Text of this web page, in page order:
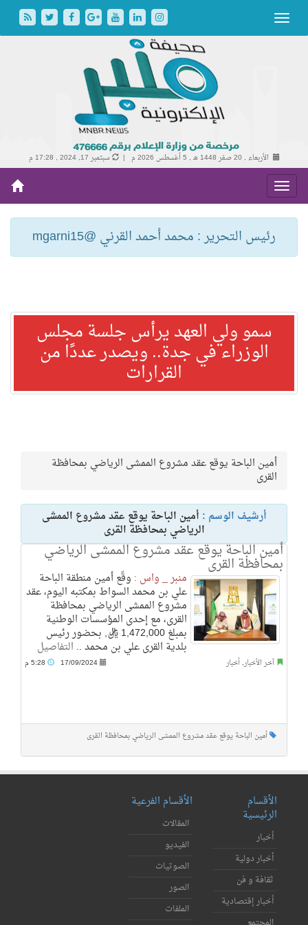
الأربعاء , 20 صفر 1448 هـ , 5 أغسطس 2026 م | سبتمبر 17, 2024 , 17:28 م
رئيس التحرير : محمد أحمد القرني @mgarni15
سمو ولي العهد يرأس جلسة مجلس
الوزراء في جدة.. ويصدر عددًا من
القرارات
أمين الباحة يوقع عقد مشروع الممشى الرياضي بمحافظة
القرى
أرشيف الوسم : أمين الباحة يوقع عقد مشروع الممشى
الرياضي بمحافظة القرى
أمين الباحة يوقع عقد مشروع الممشى الرياضي
بمحافظة القرى
منبر _ واس : وقّع أمين منطقة الباحة
علي بن محمد السواط بمكتبه اليوم، عقد
مشروع الممشى الرياضي بمحافظة
القرى، مع إحدى المؤسسات الوطنية
بمبلغ 1,472,000 ريال, بحضور رئيس
بلدية القرى علي بن محمد .. التفاصيل
آخر الأخبار, أخبار 17/09/2024
أمين الباحة يوقع عقد مشروع الممشى الرياضي بمحافظة القرى
الأقسام
الرئيسية
أخبار
أخبار دولية
ثقافة و فن
أخبار إقتصادية
الأقسام الفرعية
المقالات
الفيديو
الصوتيات
الصور
الملفات